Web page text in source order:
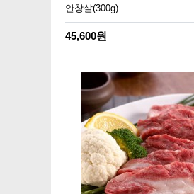
안창살(300g)
45,600원